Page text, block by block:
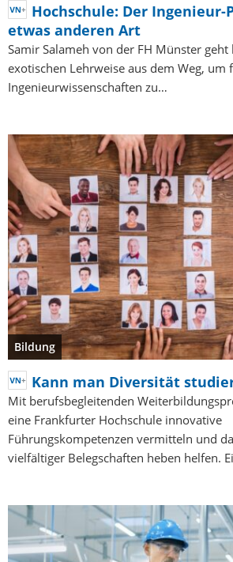
Hochschule: Der Ingenieur-
etwas anderen Art
Samir Salameh von der FH Münster
exotischen Lehrweise aus dem Weg, um
Ingenieurwissenschaften zu…
Bildung
Kann man Diversität
Mit berufsbegleitenden
eine Frankfurter Hochschule innovative
Führungskompetenzen vermitteln und
vielfältiger Belegschaften heben helfen.